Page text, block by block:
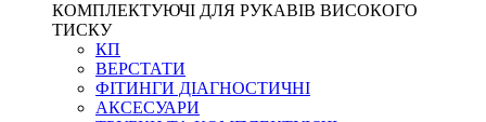
КОМПЛЕКТУЮЧІ ДЛЯ РУКАВІВ ВИСОКОГО
ТИСКУ
КП
ВЕРСТАТИ
ФІТИНГИ ДІАГНОСТИЧНІ
АКСЕСУАРИ